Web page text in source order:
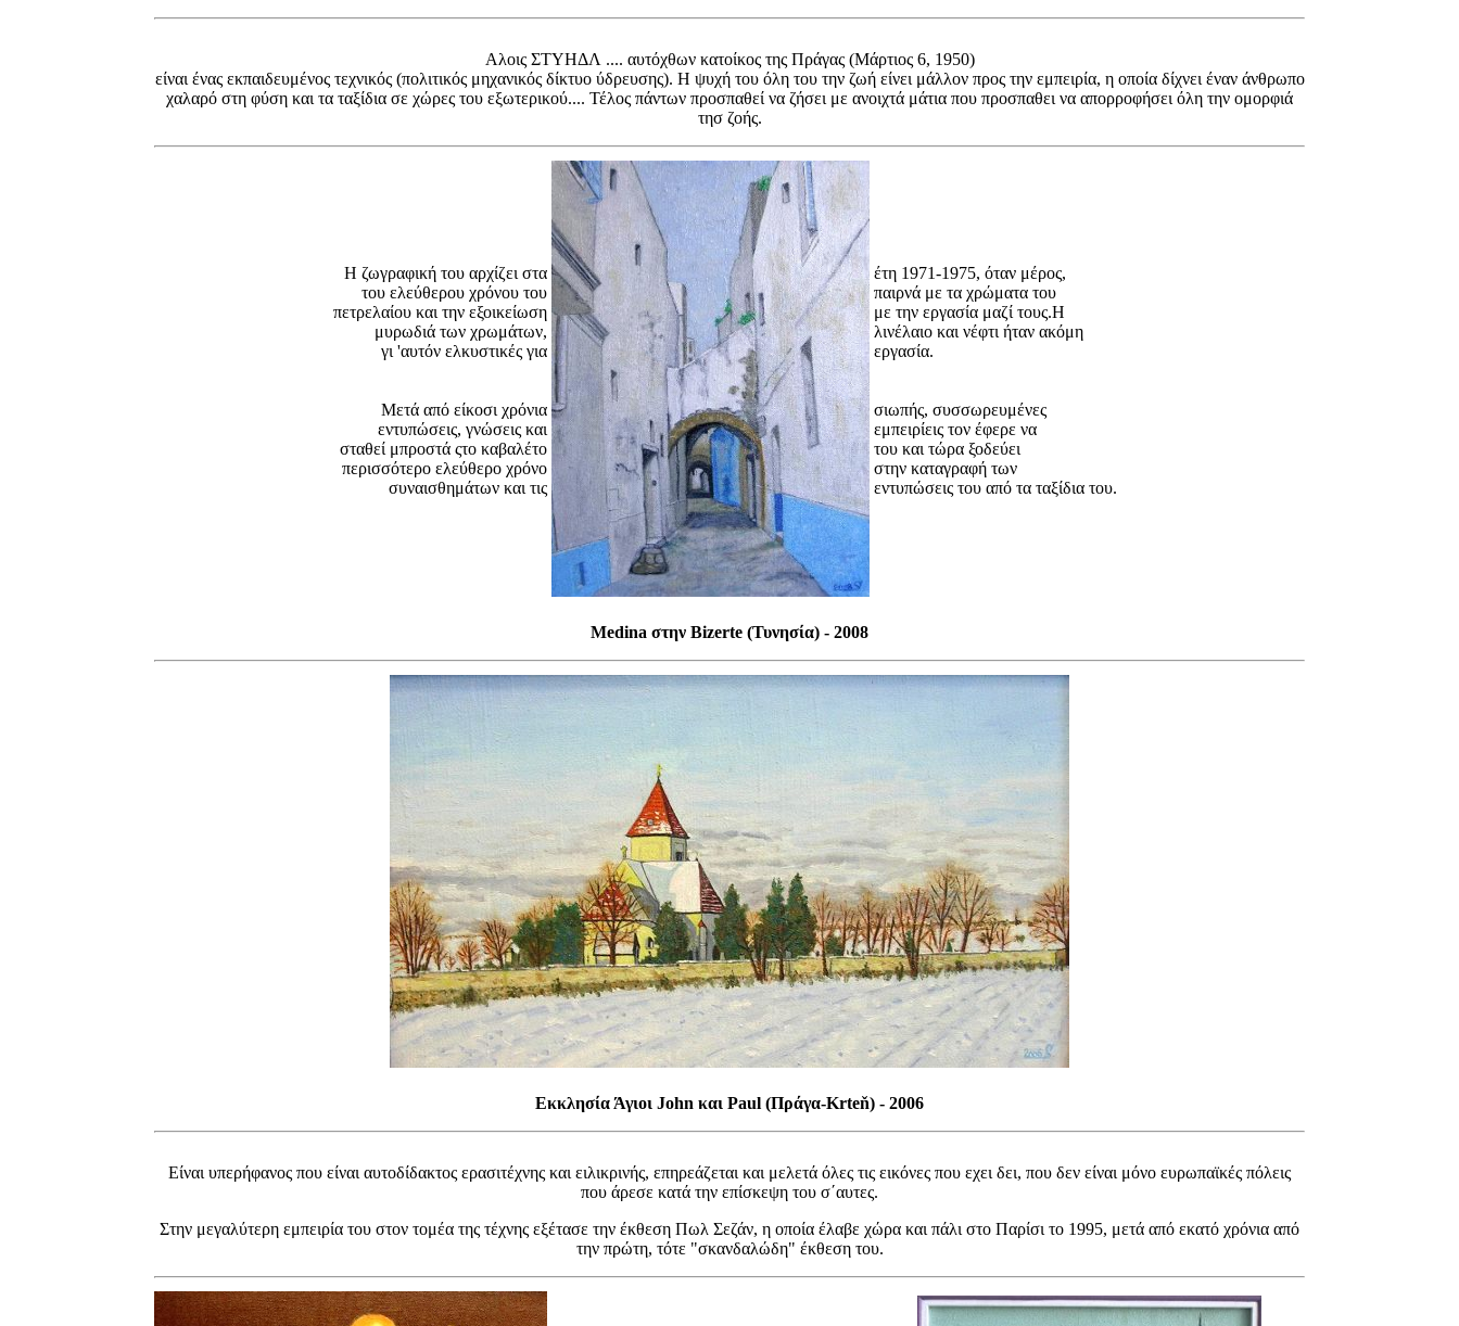
Αλοις ΣΤΥΗΔΛ .... αυτόχθων κατοίκος της Πράγας (Μάρτιος 6, 1950)
είναι ένας εκπαιδευμένος τεχνικός (πολιτικός μηχανικός δίκτυο ύδρευσης). Η ψυχή του όλη του την ζωή είνει μάλλον προς την εμπειρία, η οποία δίχνει έναν άνθρωπο
χαλαρό στη φύση και τα ταξίδια σε χώρες του εξωτερικού.... Τέλος πάντων προσπαθεί να ζήσει με ανοιχτά μάτια που προσπαθει να απορροφήσει όλη την ομορφιά
τησ ζοής.
Η ζωγραφική του αρχίζει στα
του ελεύθερου χρόνου του
πετρελαίου και την εξοικείωση
μυρωδιά των χρωμάτων,
γι 'αυτόν ελκυστικές για
Μετά από είκοσι χρόνια
εντυπώσεις, γνώσεις και
σταθεί μπροστά ςτο καβαλέτο
περισσότερο ελεύθερο χρόνο
συναισθημάτων και τις
έτη 1971-1975, όταν μέρος,
παιρνά με τα χρώματα του
με την εργασία μαζί τους.Η
λινέλαιο και νέφτι ήταν ακόμη
εργασία.
σιωπής, συσσωρευμένες
εμπειρίεις τον έφερε να
του και τώρα ξοδεύει
στην καταγραφή των
εντυπώσεις του από τα ταξίδια του.
Medina στην Bizerte (Τυνησία) - 2008
Εκκλησία Άγιοι John και Paul (Πράγα-Krteň) - 2006
Είναι υπερήφανος που είναι αυτοδίδακτος ερασιτέχνης και ειλικρινής, επηρεάζεται και μελετά όλες τις εικόνες που εχει δει, που δεν είναι μόνο ευρωπαϊκές πόλεις
που άρεσε κατά την επίσκεψη του σ΄αυτες.
Στην μεγαλύτερη εμπειρία του στον τομέα της τέχνης εξέτασε την έκθεση Πωλ Σεζάν, η οποία έλαβε χώρα και πάλι στο Παρίσι το 1995, μετά από εκατό χρόνια από
την πρώτη, τότε "σκανδαλώδη" έκθεση του.